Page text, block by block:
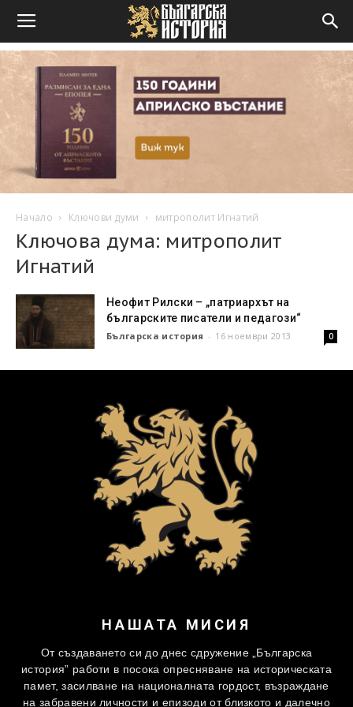
Начало Ключови думи митрополит Игнатий
Ключова дума: митрополит
Игнатий
Неофит Рилски – „патриархът на
българските писатели и педагози“
Българска история - 16 ноември 2013 0
НАШАТА МИСИЯ
От създаването си до днес сдружение „Българска
история” работи в посока опресняване на историческата
памет, засилване на националната гордост, възраждане
на забравени личности и епизоди от близкото и далечно